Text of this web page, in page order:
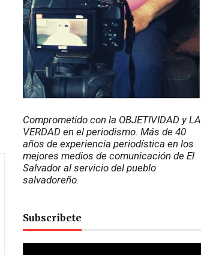
Comprometido con la OBJETIVIDAD y LA
VERDAD en el periodismo. Más de 40
años de experiencia periodística en los
mejores medios de comunicación de El
Salvador al servicio del pueblo
salvadoreño.
Subscribete